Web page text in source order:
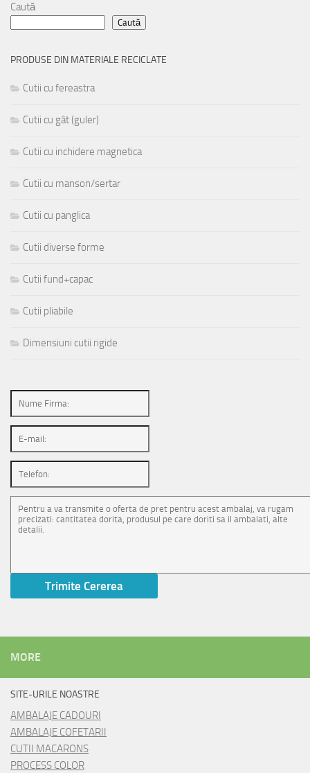
Caută
Caută
PRODUSE DIN MATERIALE RECICLATE
Cutii cu fereastra
Cutii cu gât (guler)
Cutii cu inchidere magnetica
Cutii cu manson/sertar
Cutii cu panglica
Cutii diverse forme
Cutii fund+capac
Cutii pliabile
Dimensiuni cutii rigide
MORE
SITE-URILE NOASTRE
AMBALAJE CADOURI
AMBALAJE COFETARII
CUTII MACARONS
PROCESS COLOR